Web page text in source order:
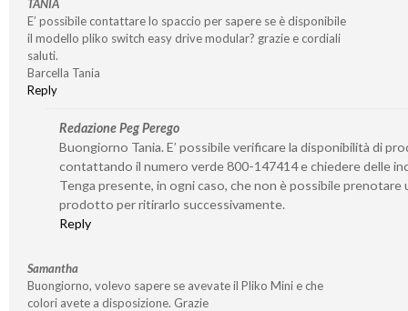
TANIA
E’ possibile contattare lo spaccio per sapere se è disponibile
il modello pliko switch easy drive modular? grazie e cordiali
saluti.
Barcella Tania
Reply
Redazione Peg Perego
Buongiorno Tania. E’ possibile verificare la disponibilità di
contattando il numero verde 800-147414 e chiedere delle
Tenga presente, in ogni caso, che non è possibile prenotare
prodotto per ritirarlo successivamente.
Reply
Samantha
Buongiorno, volevo sapere se avevate il Pliko Mini e che
colori avete a disposizione. Grazie